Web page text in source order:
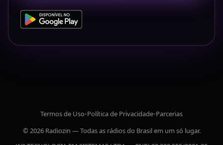
Termos de Uso•Política de Privacidade•Parcerias
© 2026 Radiozin — Todas as rádios do Brasil em um só lugar.